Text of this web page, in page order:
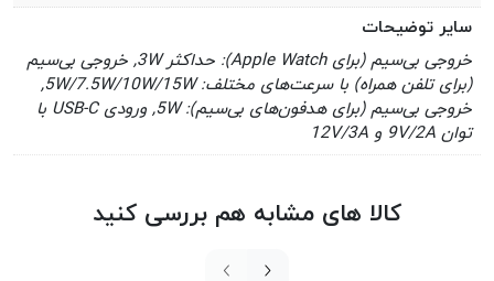
سایر توضیحات
خروجی بی‌سیم (برای Apple Watch): حداکثر 3W, خروجی بی‌سیم
(برای تلفن همراه) با سرعت‌های مختلف: 5W/7.5W/10W/15W,
خروجی بی‌سیم (برای هدفون‌های بی‌سیم): 5W, ورودی USB-C با
توان 9V/2A و 12V/3A
کالا های مشابه هم بررسی کنید